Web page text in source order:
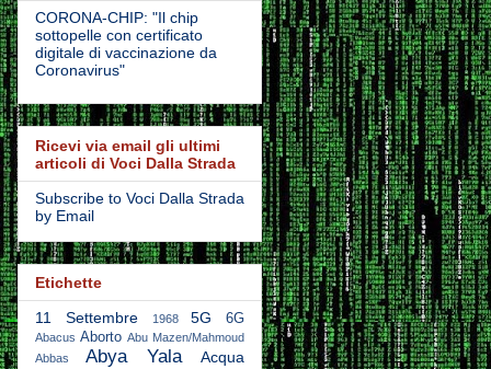
CORONA-CHIP: "Il chip
sottopelle con certificato
digitale di vaccinazione da
Coronavirus"
Ricevi via email gli ultimi
articoli di Voci Dalla Strada
Subscribe to Voci Dalla Strada
by Email
Etichette
11 Settembre
1968 5G 6G
Abacus Aborto Abu Mazen/Mahmoud
Abbas
Abya Yala Acqua